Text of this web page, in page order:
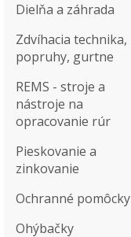
Dielňa a záhrada
Zdvíhacia technika,
popruhy, gurtne
REMS - stroje a
nástroje na
opracovanie rúr
Pieskovanie a
zinkovanie
Ochranné pomôcky
Ohýbačky